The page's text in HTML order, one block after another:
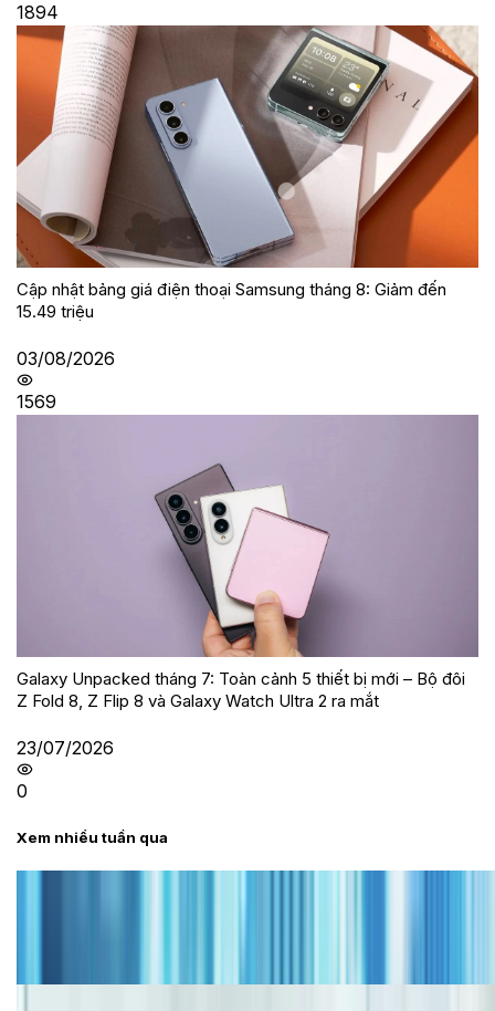
1894
Cập nhật bảng giá điện thoại Samsung tháng 8: Giảm đến
15.49 triệu
03/08/2026
1569
Galaxy Unpacked tháng 7: Toàn cảnh 5 thiết bị mới – Bộ đôi
Z Fold 8, Z Flip 8 và Galaxy Watch Ultra 2 ra mắt
23/07/2026
0
Xem nhiều tuần qua